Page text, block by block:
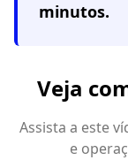
minutos.
Veja
Assista a este
e